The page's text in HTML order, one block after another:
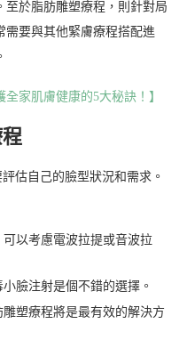
於脂肪雕塑療程，則針對局
需要與其他緊膚療程搭配進
家肌膚健康的5大秘訣！】
估自己的臉型狀況和需求。
以考慮電波拉提或音波拉
臉注射是個不錯的選擇。
塑療程將是最有效的解決方